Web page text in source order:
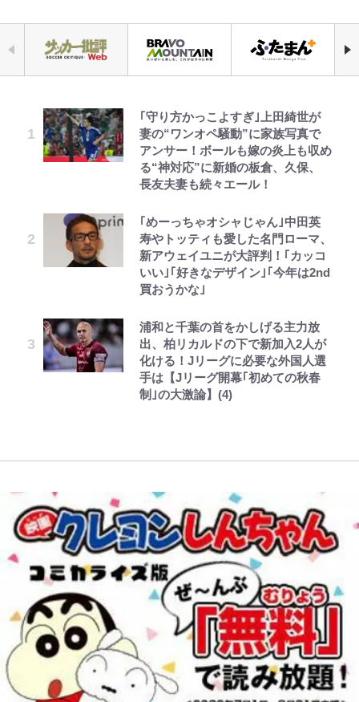
｢守り方かっこよすぎ｣上田綺世が
妻の“ワンオペ騒動”に家族写真で
アンサー！ボールも嫁の炎上も収め
る“神対応”に新婚の板倉、久保、
長友夫妻も続々エール！
｢めーっちゃオシャじゃん｣中田英
寿やトッティも愛した名門ローマ、
新アウェイユニが大評判！｢カッコ
いい｣｢好きなデザイン｣｢今年は2nd
買おうかな｣
浦和と千葉の首をかしげる主力放
出、柏リカルドの下で新加入2人が
化ける！Jリーグに必要な外国人選
手は【Jリーグ開幕｢初めての秋春
制｣の大激論】(4)
荒々しい「火山帯」の一端にいるこ
とを体感！ 登頂約10分でも大迫力
「吾妻小富士」火口を1周する「1
時間半ハイキング」パノラマ絶景レ
ポ【福島県福島市】
青く美しい「幸せのブルービー」の
正体とは？ 身近な場所で見つける
コツを紹介【あなたのすぐそばにい
る「季節の虫」の探し方 vol.21】
アを棚卸し！ “ウルトラライト” 目
指した「自分スタイル」再構築でわ
かった「本当に必要な7つの道具」
とは
「自分の絵ごと、このジャンルはそ
ろそろ終わりかな」江口寿史が炎上
を経て樋口毅宏に語ったこと
「カルチャーは引用の歴史である」
承”をめぐる対話
「まだ2枚しか描けてないんだよね
ぇ」作家・樋口毅宏が問う、今再
び、漫画に向かう江口寿史の現在地
錦織一清の写真集はなぜ私服なの
か…高級ブランドをやめ等身大の自
分を表現する現在「ちゃんとおじい
ちゃんに」
ィア活動の原動力は…「偽善者だ」
との声も跳ね返す“誰かの役に立ち
たい”という思い
錦織一清が語る還暦からの新たな挑
映画監督作『僕は瞳に恋してる』
千葉雄大、ほっそりイケメン近影に
「顔パンパンだったのに」反響 視
聴者が想った激変の納得理由
GLAY・TERU＆PUFFY大貫亜美
てるの尊い」 長女はもう23歳
元SKE48・松井珠理奈、街中で見
せた“ド迫力のノースリーブ”姿に
ファン反応 直近では「幸せ太り」
公式-冒険家になろう! ~スキルボー
ドでダンジョン攻略~ 第65話(1)
公式-超難関ダンジョンで10万年修
の下剋上~ 第37話(1)
公式-ポーション工場に左遷された
錬金術師、美少女に拉致され異国で
いつの間にか英雄になる 第29話(2)
空の轍と大地の雲と 第1回
第3回 出版までの道のり・その2
レビュー『仮面家族』悠木シュン・
著
えびめしの流儀
でっかい男になりたいゾ
浅草は日本の心だゾ